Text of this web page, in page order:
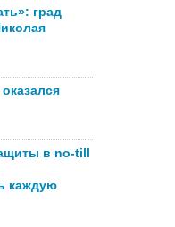
град
в no-till
каждую